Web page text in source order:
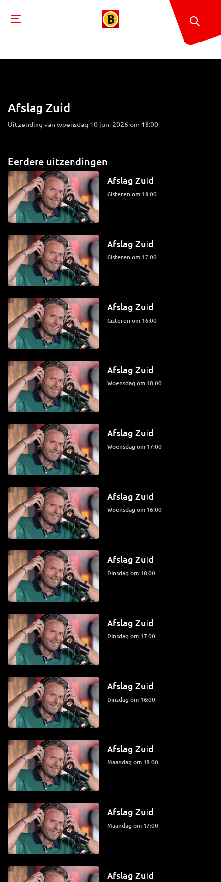
Afslag Zuid
Uitzending van woensdag 10 juni 2026 om 18:00
Eerdere uitzendingen
Afslag Zuid
Gisteren om 18:00
Afslag Zuid
Gisteren om 17:00
Afslag Zuid
Gisteren om 16:00
Afslag Zuid
woensdag om 18:00
Afslag Zuid
woensdag om 17:00
Afslag Zuid
woensdag om 16:00
Afslag Zuid
dinsdag om 18:00
Afslag Zuid
dinsdag om 17:00
Afslag Zuid
dinsdag om 16:00
Afslag Zuid
maandag om 18:00
Afslag Zuid
maandag om 17:00
Afslag Zuid